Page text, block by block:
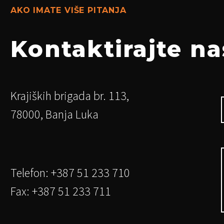
AKO IMATE VIŠE PITANJA
Kontaktirajte
Krajiških brigada br. 113,
78000, Banja Luka
Telefon: +387 51 233 710
Fax: +387 51 233 711